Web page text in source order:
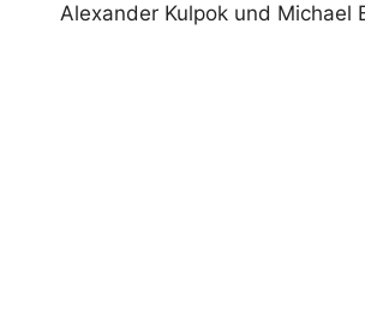
Alexander Kulpok und Michael